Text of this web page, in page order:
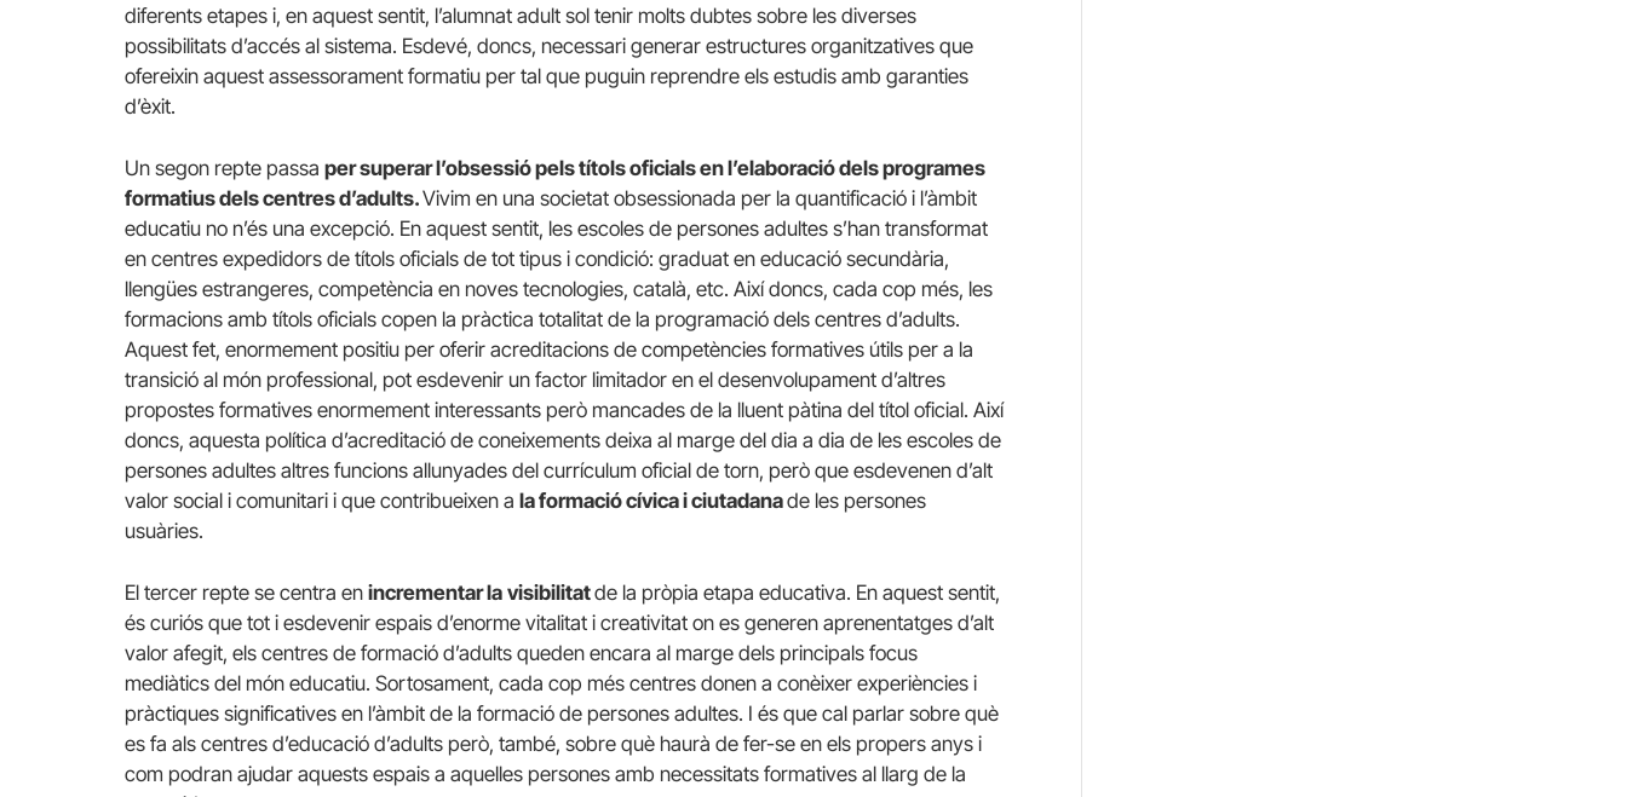
diferents etapes i, en aquest sentit, l’alumnat adult sol tenir molts dubtes sobre les diverses
possibilitats d’accés al sistema. Esdevé, doncs, necessari generar estructures organitzatives que
ofereixin aquest assessorament formatiu per tal que puguin reprendre els estudis amb garanties
d’èxit.
Un segon repte passa per superar l’obsessió pels títols oficials en l’elaboració dels programes
formatius dels centres d’adults.Vivim en una societat obsessionada per la quantificació i l’àmbit
educatiu no n’és una excepció. En aquest sentit, les escoles de persones adultes s’han transformat
en centres expedidors de títols oficials de tot tipus i condició: graduat en educació secundària,
llengües estrangeres, competència en noves tecnologies, català, etc. Així doncs, cada cop més, les
formacions amb títols oficials copen la pràctica totalitat de la programació dels centres d’adults.
Aquest fet, enormement positiu per oferir acreditacions de competències formatives útils per a la
transició al món professional, pot esdevenir un factor limitador en el desenvolupament d’altres
propostes formatives enormement interessants però mancades de la lluent pàtina del títol oficial. Així
doncs, aquesta política d’acreditació de coneixements deixa al marge del dia a dia de les escoles de
persones adultes altres funcions allunyades del currículum oficial de torn, però que esdevenen d’alt
valor social i comunitari i que contribueixen a la formació cívica i ciutadanade les persones
usuàries.
El tercer repte se centra en incrementar la visibilitatde la pròpia etapa educativa. En aquest sentit,
és curiós que tot i esdevenir espais d’enorme vitalitat i creativitat on es generen aprenentatges d’alt
valor afegit, els centres de formació d’adults queden encara al marge dels principals focus
mediàtics del món educatiu. Sortosament, cada cop més centres donen a conèixer experiències i
pràctiques significatives en l’àmbit de la formació de persones adultes. I és que cal parlar sobre què
es fa als centres d’educació d’adults però, també, sobre què haurà de fer-se en els propers anys i
com podran ajudar aquests espais a aquelles persones amb necessitats formatives al llarg de la